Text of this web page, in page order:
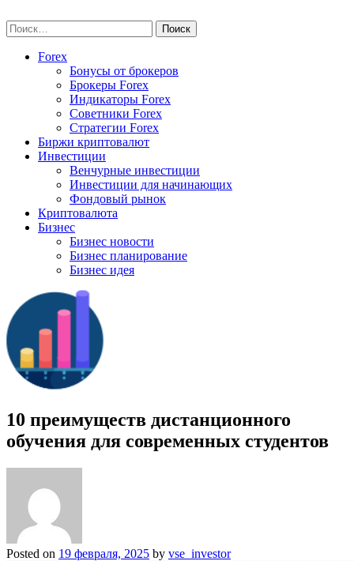
to
content
Найти:
Forex
Бонусы от брокеров
Брокеры Forex
Индикаторы Forex
Советники Forex
Стратегии Forex
Биржи криптовалют
Инвестиции
Венчурные инвестиции
Инвестиции для начинающих
Фондовый рынок
Криптовалюта
Бизнес
Бизнес новости
Бизнес планирование
Бизнес идея
10 преимуществ дистанционного
обучения для современных студентов
Posted on 19 февраля, 2025 by vse_investor